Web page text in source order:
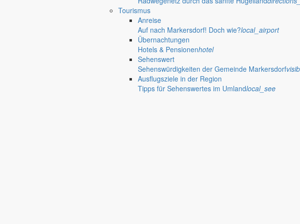
Tourismus
Anreise
Auf nach Markersdorf! Doch wie?local_airport
Übernachtungen
Hotels & Pensionenhotel
Sehenswert
Sehenswürdigkeiten der Gemeinde Markersdorf
Ausflugsziele in der Region
Tipps für Sehenswertes im Umlandlocal_see
Jauernick-Buschbach
Früher musste man wegen jeder Angelegenheit “uff de Gemeende”, heute stellt das Rathaus